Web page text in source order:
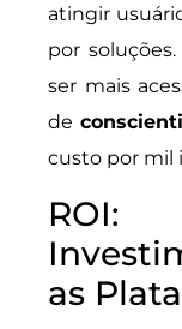
atingir
por
ser mais
de
custo por mil
ROI:
as